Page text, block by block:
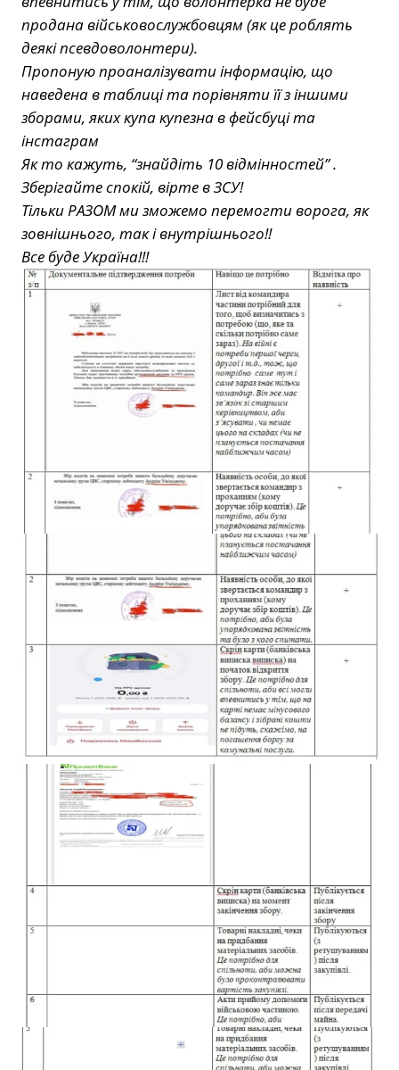
продана військовослужбовцям (як це роблять
деякі псевдоволонтери).
Пропоную проаналізувати інформацію, що
наведена в таблиці та порівняти її з іншими
зборами, яких купа купезна в фейсбуці та
інстаграм
Як то кажуть, “знайдіть 10 відмінностей” .
Зберігайте спокій, вірте в ЗСУ!
Тільки РАЗОМ ми зможемо перемогти ворога, як
зовнішнього, так і внутрішнього!!
Все буде Україна!!!